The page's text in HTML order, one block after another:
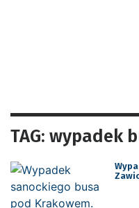
TAG: wypadek